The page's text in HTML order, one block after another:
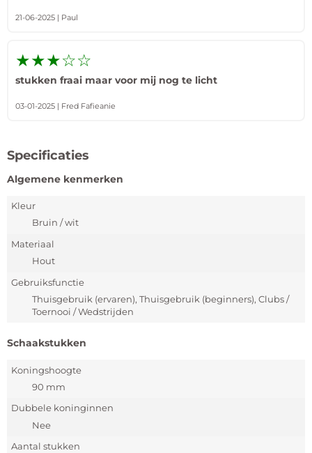
21-06-2025 | Paul
★★★☆☆
stukken fraai maar voor mij nog te licht
03-01-2025 | Fred Fafieanie
Specificaties
Algemene kenmerken
Kleur
Bruin / wit
Materiaal
Hout
Gebruiksfunctie
Thuisgebruik (ervaren), Thuisgebruik (beginners), Clubs /
Toernooi / Wedstrijden
Schaakstukken
Koningshoogte
90 mm
Dubbele koninginnen
Nee
Aantal stukken